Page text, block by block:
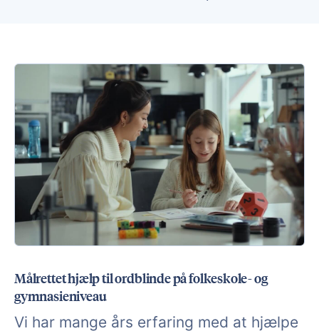
Målrettet hjælp til ordblinde på folkeskole- og
gymnasieniveau
Vi har mange års erfaring med at hjælpe